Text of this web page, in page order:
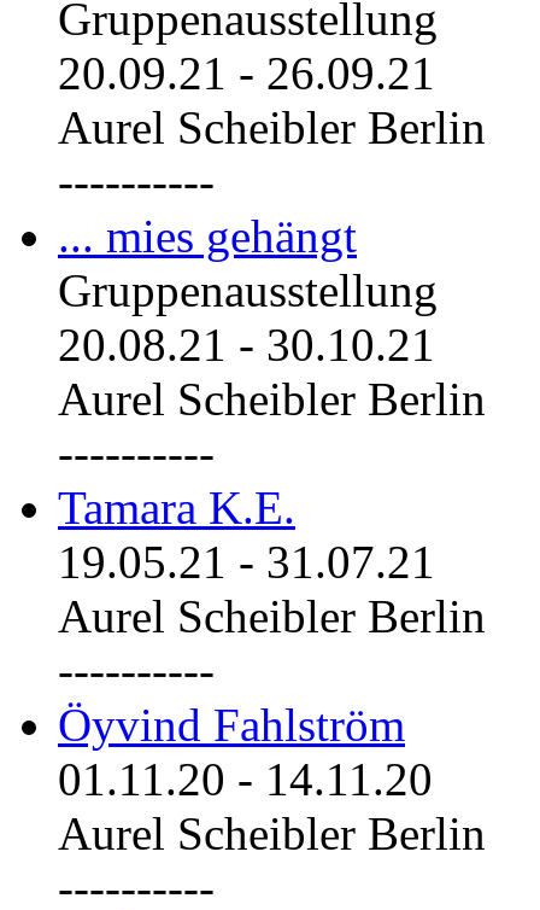
Gruppenausstellung
20.09.21 - 26.09.21
Aurel Scheibler Berlin
----------
... mies gehängt
Gruppenausstellung
20.08.21 - 30.10.21
Aurel Scheibler Berlin
----------
Tamara K.E.
19.05.21 - 31.07.21
Aurel Scheibler Berlin
----------
Öyvind Fahlström
01.11.20 - 14.11.20
Aurel Scheibler Berlin
----------